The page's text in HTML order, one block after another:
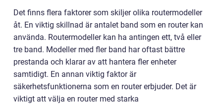
Det finns flera faktorer som skiljer olika routermodeller
åt. En viktig skillnad är antalet band som en router kan
använda. Routermodeller kan ha antingen ett, två eller
tre band. Modeller med fler band har oftast bättre
prestanda och klarar av att hantera fler enheter
samtidigt. En annan viktig faktor är
säkerhetsfunktionerna som en router erbjuder. Det är
viktigt att välja en router med starka